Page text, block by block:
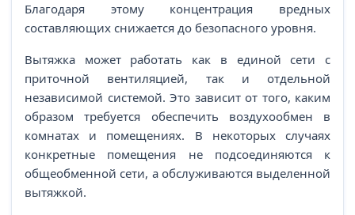
Благодаря этому концентрация вредных
составляющих снижается до безопасного уровня.
Вытяжка может работать как в единой сети с
приточной вентиляцией, так и отдельной
независимой системой. Это зависит от того, каким
образом требуется обеспечить воздухообмен в
комнатах и помещениях. В некоторых случаях
конкретные помещения не подсоединяются к
общеобменной сети, а обслуживаются выделенной
вытяжкой.